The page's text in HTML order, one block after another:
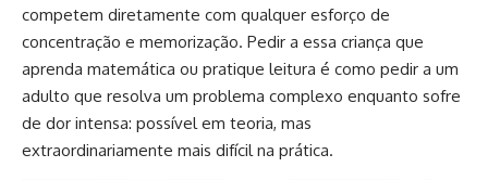
competem diretamente com qualquer esforço de
concentração e memorização. Pedir a essa criança que
aprenda matemática ou pratique leitura é como pedir a um
adulto que resolva um problema complexo enquanto sofre
de dor intensa: possível em teoria, mas
extraordinariamente mais difícil na prática.